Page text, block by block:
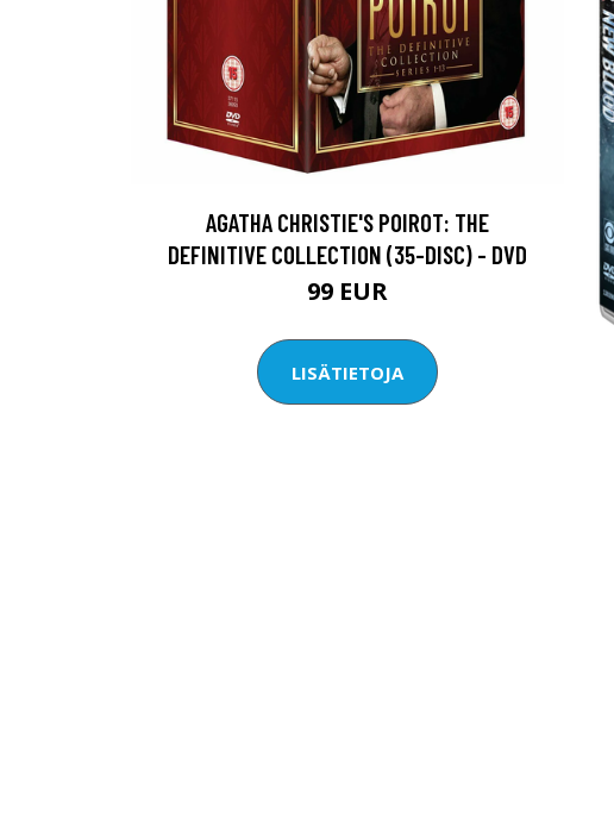
AGATHA CHRISTIE'S POIROT: THE
DEFINITIVE COLLECTION (35-DISC) - DVD
99 EUR
LISÄTIETOJA